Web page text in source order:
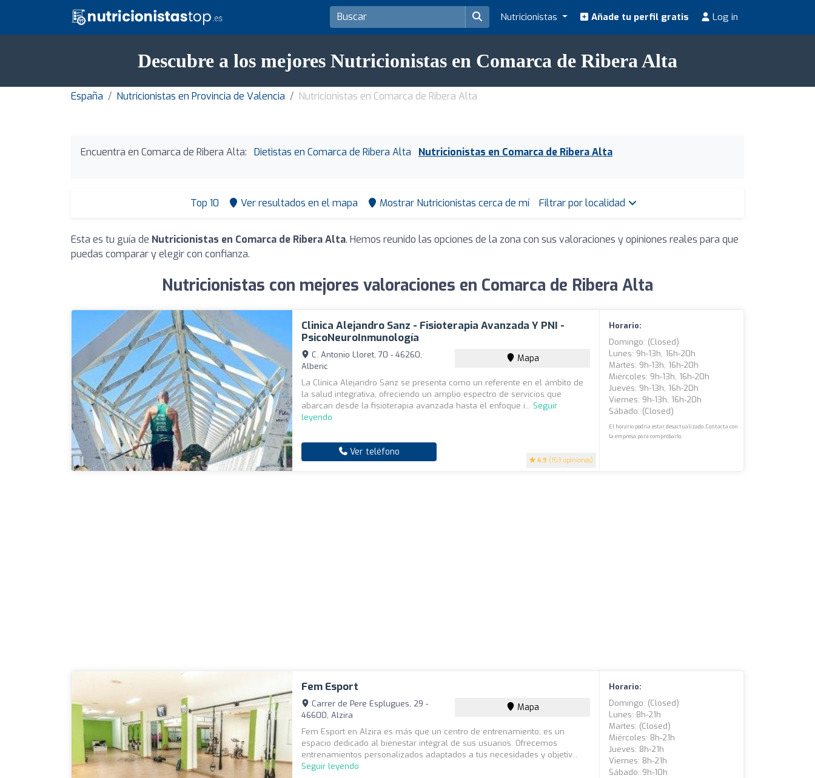
Nutricionistas Añade tu perfil gratis Log in
Descubre a los mejores Nutricionistas en Comarca de Ribera Alta
España Nutricionistas en Provincia de Valencia Nutricionistas en Comarca de Ribera Alta
Encuentra en Comarca de Ribera Alta: Dietistas en Comarca de Ribera Alta Nutricionistas en Comarca de Ribera Alta
Top 10 Ver resultados en el mapa Mostrar Nutricionistas cerca de mí Filtrar por localidad
Esta es tu guía de Nutricionistas en Comarca de Ribera Alta. Hemos reunido las opciones de la zona con sus valoraciones y opiniones reales para que
puedas comparar y elegir con confianza.
Nutricionistas con mejores valoraciones en Comarca de Ribera Alta
Clinica Alejandro Sanz - Fisioterapia Avanzada Y PNI -
PsicoNeuroInmunología
4.9 (153 opiniones)
C. Antonio Lloret, 70 - 46260,
Alberic
Mapa
La Clínica Alejandro Sanz se presenta como un referente en el ámbito de
la salud integrativa, ofreciendo un amplio espectro de servicios que
abarcan desde la fisioterapia avanzada hasta el enfoque i... Seguir
leyendo
Ver teléfono
Horario:
Domingo: (closed)
Lunes: 9h-13h, 16h-20h
Martes: 9h-13h, 16h-20h
Miércoles: 9h-13h, 16h-20h
Jueves: 9h-13h, 16h-20h
Viernes: 9h-13h, 16h-20h
Sábado: (closed)
El horario podría estar desactualizado. Contacta con
la empresa para comprobarlo.
Fem Esport
Carrer de Pere Esplugues, 29 -
46600, Alzira
Mapa
Fem Esport en Alzira es más que un centro de entrenamiento; es un
espacio dedicado al bienestar integral de sus usuarios. Ofrecemos
entrenamientos personalizados adaptados a tus necesidades y objetiv...
Seguir leyendo
Horario:
Domingo: (closed)
Lunes: 8h-21h
Martes: (closed)
Miércoles: 8h-21h
Jueves: 8h-21h
Viernes: 8h-21h
Sábado: 9h-10h